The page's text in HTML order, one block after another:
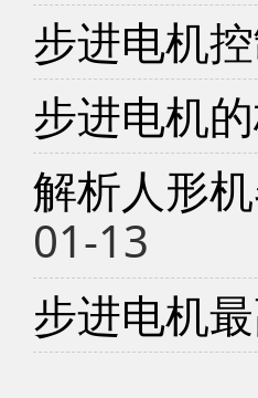
步进电机
步进电机
解析人形
01-13
步进电机